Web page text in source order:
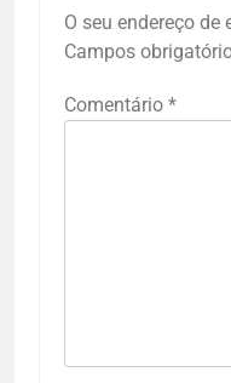
O seu endereço
Campos
Comentário *